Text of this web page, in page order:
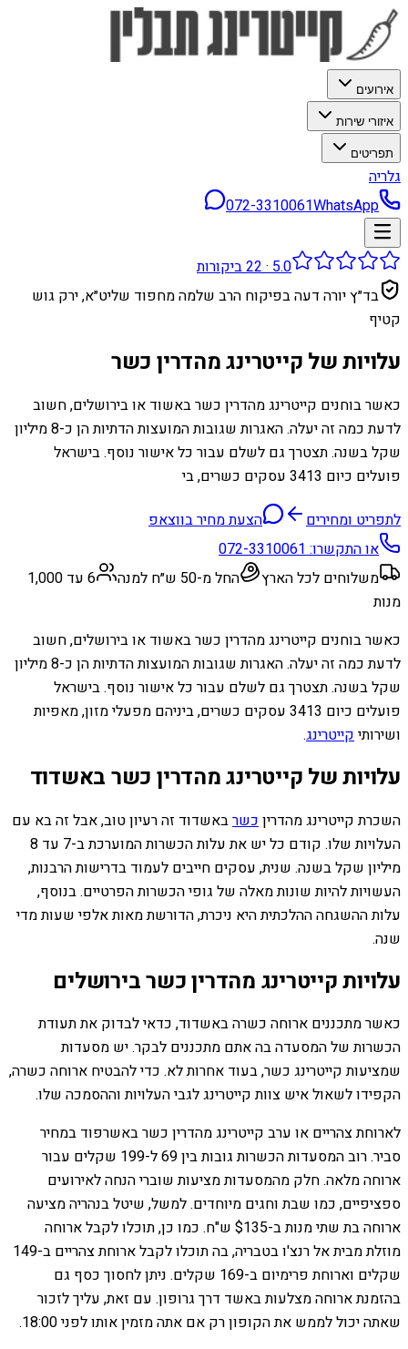
אירועים
איזורי שירות
תפריטים
גלריה
072-3310061WhatsApp
5.0
·
22ביקורות
בד״ץ יורה דעה בפיקוח הרב שלמה מחפוד שליט״א, ירק גוש
קטיף
עלויות של קייטרינג מהדרין כשר
כאשר בוחנים קייטרינג מהדרין כשר באשוד או בירושלים, חשוב
לדעת כמה זה יעלה. האגרות שגובות המועצות הדתיות הן כ-8 מיליון
שקל בשנה. תצטרך גם לשלם עבור כל אישור נוסף. בישראל
פועלים כיום 3413 עסקים כשרים, בי
לתפריט ומחירים
הצעת מחיר בווצאפ
או התקשרו:072-3310061
משלוחים לכל הארץ
החל מ-50 ש״ח למנה
6 עד 1,000
מנות
כאשר בוחנים קייטרינג מהדרין כשר באשוד או בירושלים, חשוב
לדעת כמה זה יעלה. האגרות שגובות המועצות הדתיות הן כ-8 מיליון
שקל בשנה. תצטרך גם לשלם עבור כל אישור נוסף. בישראל
פועלים כיום 3413 עסקים כשרים, ביניהם מפעלי מזון, מאפיות
ושירותיקייטרינג.
עלויות של קייטרינג מהדרין כשר באשדוד
השכרת קייטרינג מהדרין כשרבאשדוד זה רעיון טוב, אבל זה בא עם
העלויות שלו. קודם כל יש את עלות הכשרות המוערכת ב-7 עד 8
מיליון שקל בשנה. שנית, עסקים חייבים לעמוד בדרישות הרבנות,
העשויות להיות שונות מאלה של גופי הכשרות הפרטיים. בנוסף,
עלות ההשגחה ההלכתית היא ניכרת, הדורשת מאות אלפי שעות מדי
שנה.
עלויות קייטרינג מהדרין כשר בירושלים
כאשר מתכננים ארוחה כשרה באשדוד, כדאי לבדוק את תעודת
הכשרות של המסעדה בה אתם מתכננים לבקר. יש מסעדות
שמציעות קייטרינג כשר, בעוד אחרות לא. כדי להבטיח ארוחה כשרה,
הקפידו לשאול איש צוות קייטרינג לגבי העלויות וההסמכה שלו.
לארוחת צהריים או ערב קייטרינג מהדרין כשר באשרפוד במחיר
סביר. רוב המסעדות הכשרות גובות בין 69 ל-199 שקלים עבור
ארוחה מלאה. חלק מהמסעדות מציעות שוברי הנחה לאירועים
ספציפיים, כמו שבת וחגים מיוחדים. למשל, שיטל בנהריה מציעה
ארוחה בת שתי מנות ב-$135 ש"ח. כמו כן, תוכלו לקבל ארוחה
מוזלת מבית אל רנצ'ו בטבריה, בה תוכלו לקבל ארוחת צהריים ב-149
שקלים וארוחת פרימיום ב-169 שקלים. ניתן לחסוך כסף גם
בהזמנת ארוחה מצלעות באשד דרך גרופון. עם זאת, עליך לזכור
שאתה יכול לממש את הקופון רק אם אתה מזמין אותו לפני 18:00.